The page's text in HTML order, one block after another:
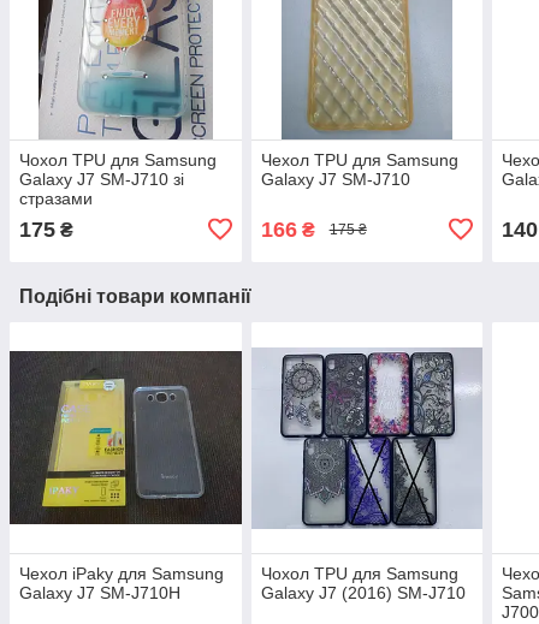
Чохол TPU для Samsung
Galaxy J7 SM-J710 зі
стразами
175 ₴
Чехол TPU для Samsung
Galaxy J7 SM-J710
166₴ 175 ₴ 140
Подібні товари компанії
Чехол iPaky для Samsung
Galaxy J7 SM-J710H
Чохол TPU для Samsung
Galaxy J7 (2016) SM-J710